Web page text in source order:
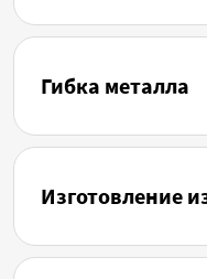
Гибка металла
Изготовление